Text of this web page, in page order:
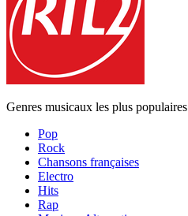
Genres musicaux les plus populaires
Pop
Rock
Chansons françaises
Electro
Hits
Rap